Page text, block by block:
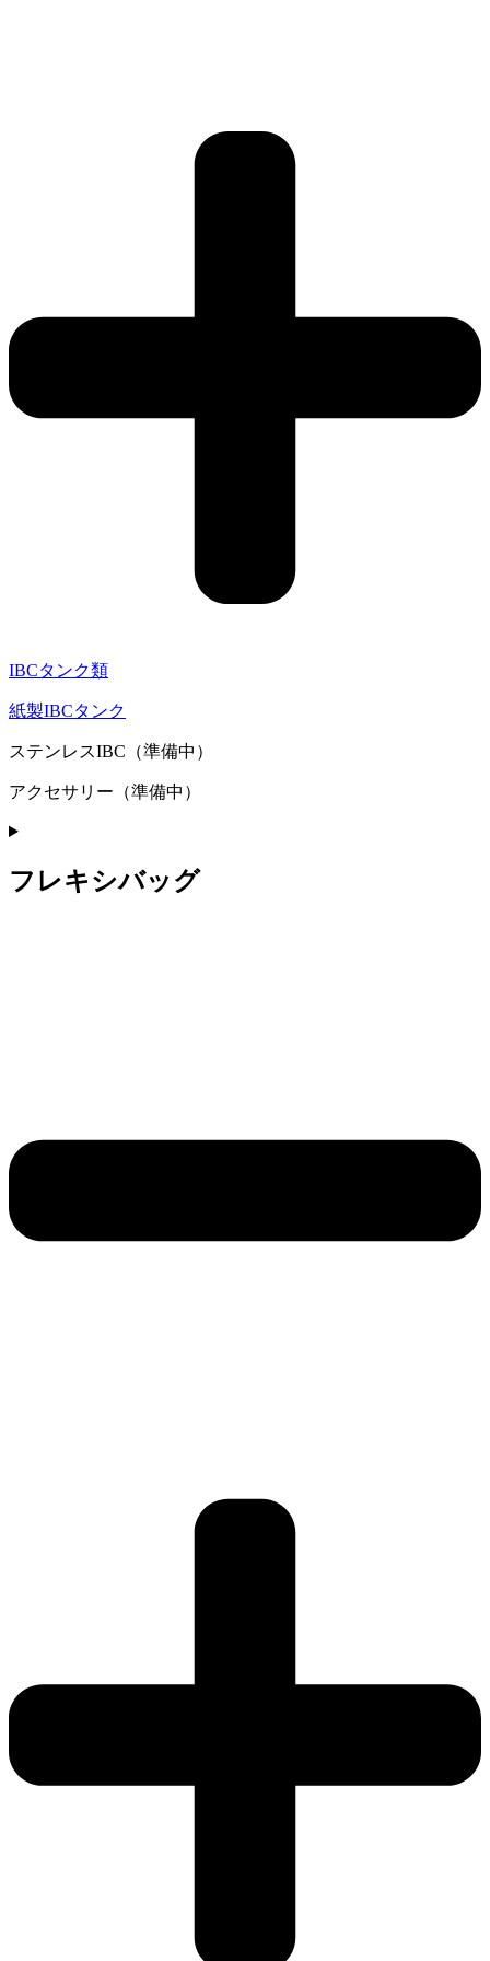
IBCタンク類
紙製IBCタンク
ステンレスIBC（準備中）
アクセサリー（準備中）
フレキシバッグ